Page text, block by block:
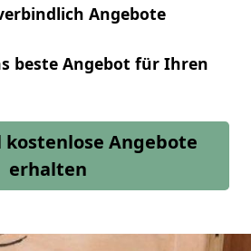
Angebote
beste Angebot für Ihren
Angebote
erhalten